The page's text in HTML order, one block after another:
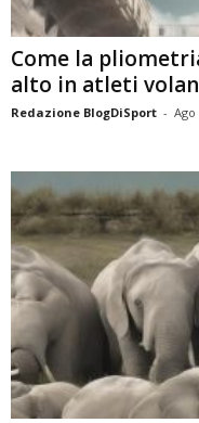
Come la
alto in atleti
Redazione BlogDiSport - Ago